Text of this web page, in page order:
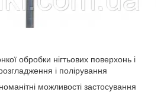
обробки нігтьових поверхонь і
і полірування
можливості застосування